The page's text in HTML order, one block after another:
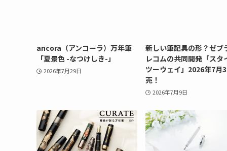
ancora（アンコーラ）万年筆
「夏景色 -なつけしき-」
2026年7月29日
新しい筆記具の形？ゼブ
レコムの共同開発「スタ
ツーウェイ」2026年7月
売！
2026年7月9日